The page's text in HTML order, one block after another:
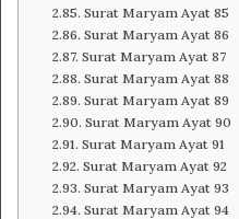
Surat Maryam Ayat 85
Surat Maryam Ayat 86
Surat Maryam Ayat 87
Surat Maryam Ayat 88
Surat Maryam Ayat 89
Surat Maryam Ayat 90
Surat Maryam Ayat 91
Surat Maryam Ayat 92
Surat Maryam Ayat 93
Surat Maryam Ayat 94